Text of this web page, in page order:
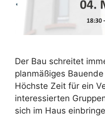
Der Bau schreitet
planmäßiges
Höchste Zeit für ein
interessierten
sich im Haus